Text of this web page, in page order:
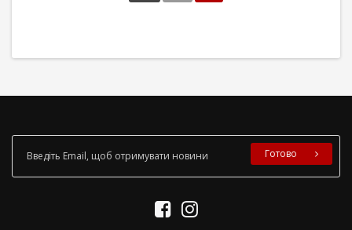
Готово